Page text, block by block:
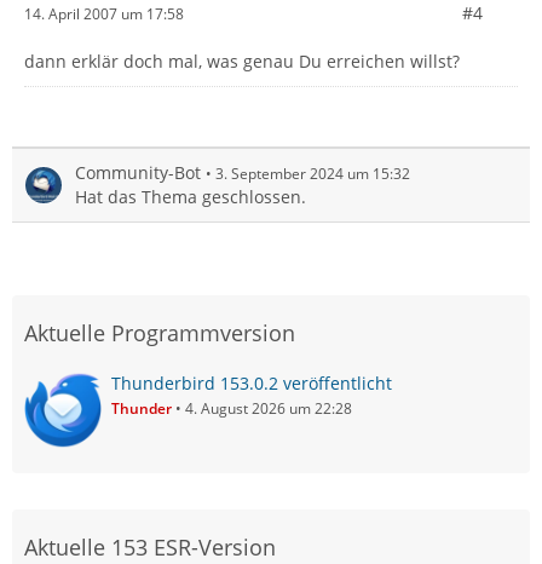
14. April 2007 um 17:58 #4
dann erklär doch mal, was genau Du erreichen willst?
Community-Bot 3. September 2024 um 15:32
Hat das Thema geschlossen.
Aktuelle Programmversion
Thunderbird 153.0.2 veröffentlicht
Thunder 4. August 2026 um 22:28
Aktuelle 153 ESR-Version